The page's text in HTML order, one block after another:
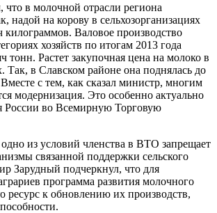
в молочной отрасли региона
надой на корову в сельхозорганизациях
килограммов. Валовое производство
хозяйств по итогам 2013 года
тонн. Растет закупочная цена на молоко в
Так, в Славском районе она поднялась до
с тем, как сказал министр, многим
модернизация. Это особенно актуально
России во Всемирную Торговую
одно из условий членства в ВТО запрещает
связанной поддержки сельского
Зарудный подчеркнул, что для
программа развития молочного
ресурс к обновлению их производств,